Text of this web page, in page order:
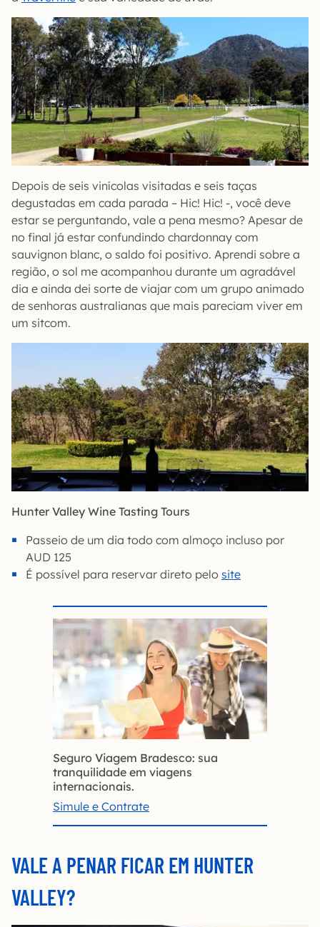
Depois de seis vinícolas visitadas e seis taças
degustadas em cada parada – Hic! Hic! -, você deve
estar se perguntando, vale a pena mesmo? Apesar de
no final já estar confundindo chardonnay com
sauvignon blanc, o saldo foi positivo. Aprendi sobre a
região, o sol me acompanhou durante um agradável
dia e ainda dei sorte de viajar com um grupo animado
de senhoras australianas que mais pareciam viver em
um sitcom.
Hunter Valley Wine Tasting Tours
Passeio de um dia todo com almoço incluso por
AUD 125
É possível para reservar direto pelo site
Seguro Viagem Bradesco: sua
tranquilidade em viagens
internacionais.
Simule e Contrate
VALE A PENAR FICAR EM HUNTER
VALLEY?